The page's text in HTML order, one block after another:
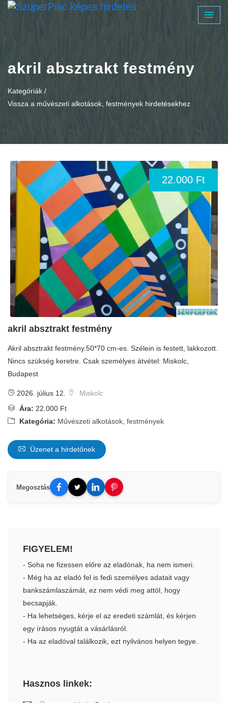
akril absztrakt festmény
Kategóriák /
Vissza a művészeti alkotások, festmények hirdetésekhez
22.000 Ft
akril absztrakt festmény
Akril absztrakt festmény.50*70 cm-es. Szélein is festett, lakkozott.
Nincs szükség keretre. Csak személyes átvétel: Miskolc,
Budapest
2026. július 12.
Miskolc
Ára: 22.000 Ft
Kategória: Művészeti alkotások, festmények
Üzenet a hirdetőnek
Megosztás
FIGYELEM!
- Soha ne fizessen előre az eladónak, ha nem ismeri.
- Még ha az eladó fel is fedi személyes adatait vagy
bankszámlaszámát, ez nem védi meg attól, hogy
becsapják.
- Ha lehetséges, kérje el az eredeti számlát, és kérjen
egy írásos nyugtát a vásárlásról.
- Ha az eladóval találkozik, ezt nyilvános helyen tegye.
Hasznos linkek: